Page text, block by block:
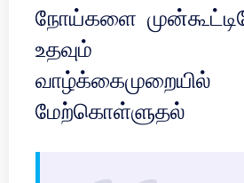
நோய்களை
உதவும்
வாழ்க்கைமுறையில்
மேற்கொள்ளுதல்